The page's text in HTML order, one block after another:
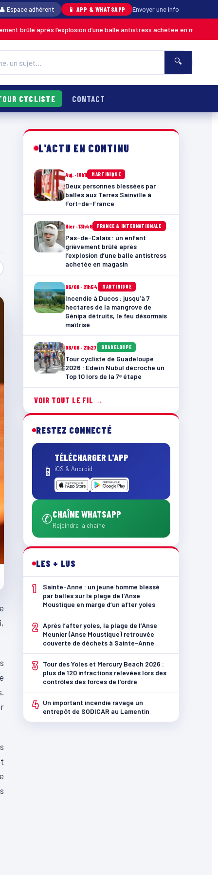
Espace adhérent 📱 APP & WHATSAPP Envoyer une info
l’explosion d’une balle antistress achetée en magasin MARTINIQUE
🔍
CYCLISTE CONTACT
L'ACTU EN CONTINU
Auj. · 10h11 MARTINIQUE
Deux personnes blessées par
balles aux Terres Sainville à
Fort-de-France
Hier · 13h46 FRANCE & INTERNATIONALE
Pas-de-Calais : un enfant
grièvement brûlé après
l’explosion d’une balle antistress
achetée en magasin
06/08 · 21h54 MARTINIQUE
Incendie à Ducos : jusqu’à 7
hectares de la mangrove de
Génipa détruits, le feu désormais
maîtrisé
06/08 · 21h27 GUADELOUPE
Tour cycliste de Guadeloupe
2026 : Edwin Nubul décroche un
Top 10 lors de la 7ᵉ étape
VOIR TOUT LE FIL →
RESTEZ CONNECTÉ
📱
TÉLÉCHARGER L'APP
iOS & Android
✆CHAÎNE WHATSAPP
Rejoindre la chaîne
LES + LUS
1
Sainte-Anne : un jeune homme blessé
par balles sur la plage de l’Anse
Moustique en marge d’un after yoles
2 Après l’after yoles, la plage de l’Anse
Meunier (Anse Moustique) retrouvée
couverte de déchets à Sainte-Anne
3
Tour des Yoles et Mercury Beach 2026 :
plus de 120 infractions relevées lors des
contrôles des forces de l’ordre
4 Un important incendie ravage un
entrepôt de SODICAR au Lamentin